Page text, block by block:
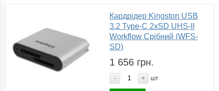
Кардрідер Kingston USB
3.2 Type-C 2xSD UHS-II
Workflow Срібний (WFS-
SD)
1 656 грн.
- + шт